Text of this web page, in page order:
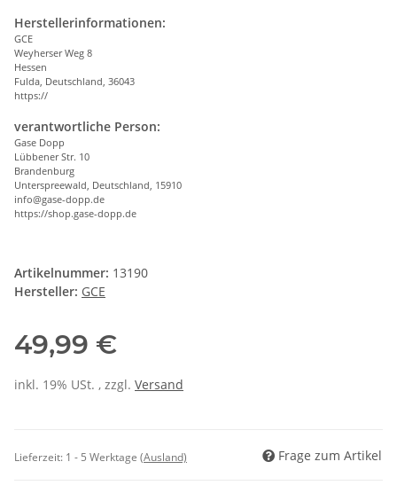
Herstellerinformationen:
GCE
Weyherser Weg 8
Hessen
Fulda, Deutschland, 36043
https://
verantwortliche Person:
Gase Dopp
Lübbener Str. 10
Brandenburg
Unterspreewald, Deutschland, 15910
info@gase-dopp.de
https://shop.gase-dopp.de
Artikelnummer: 13190
Hersteller: GCE
49,99 €
inkl. 19% USt. , zzgl. Versand
Lieferzeit: 1 - 5 Werktage (Ausland) Frage zum Artikel